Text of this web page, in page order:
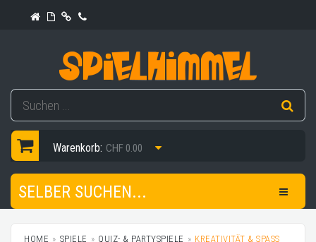
Warenkorb: CHF 0.00
SELBER SUCHEN...
HOME SPIELE QUIZ- & PARTYSPIELE KREATIVITÄT & SPASS